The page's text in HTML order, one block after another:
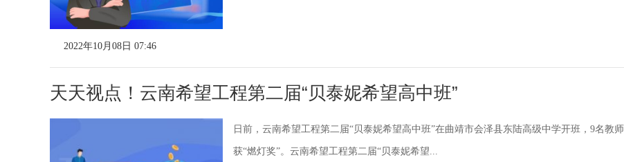
2022年10月08日 07:46
天天视点！云南希望工程第二届“贝泰妮希望高中班”
日前，云南希望工程第二届“贝泰妮希望高中班”在曲靖市会泽县东陆高级中学开班，9名教师
获“燃灯奖”。云南希望工程第二届“贝泰妮希望...